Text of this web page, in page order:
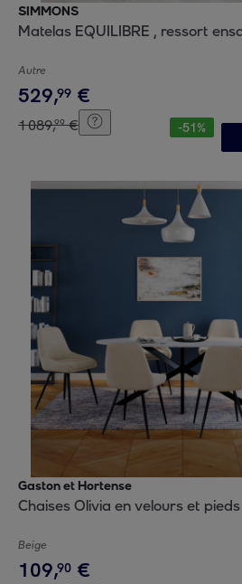
SIMMONS
Matelas EQUILIBRE , ressort
Autre
529,99 €
1089,99 € -51%
Gaston et Hortense
Chaises Olivia en velours et
Beige
109,90 €